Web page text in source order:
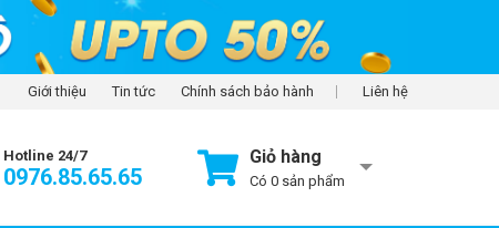
Giới thiệu Tin tức Chính sách bảo hành Liên hệ
Hotline 24/7
0976.85.65.65
Giỏ hàng
Có 0 sản phẩm